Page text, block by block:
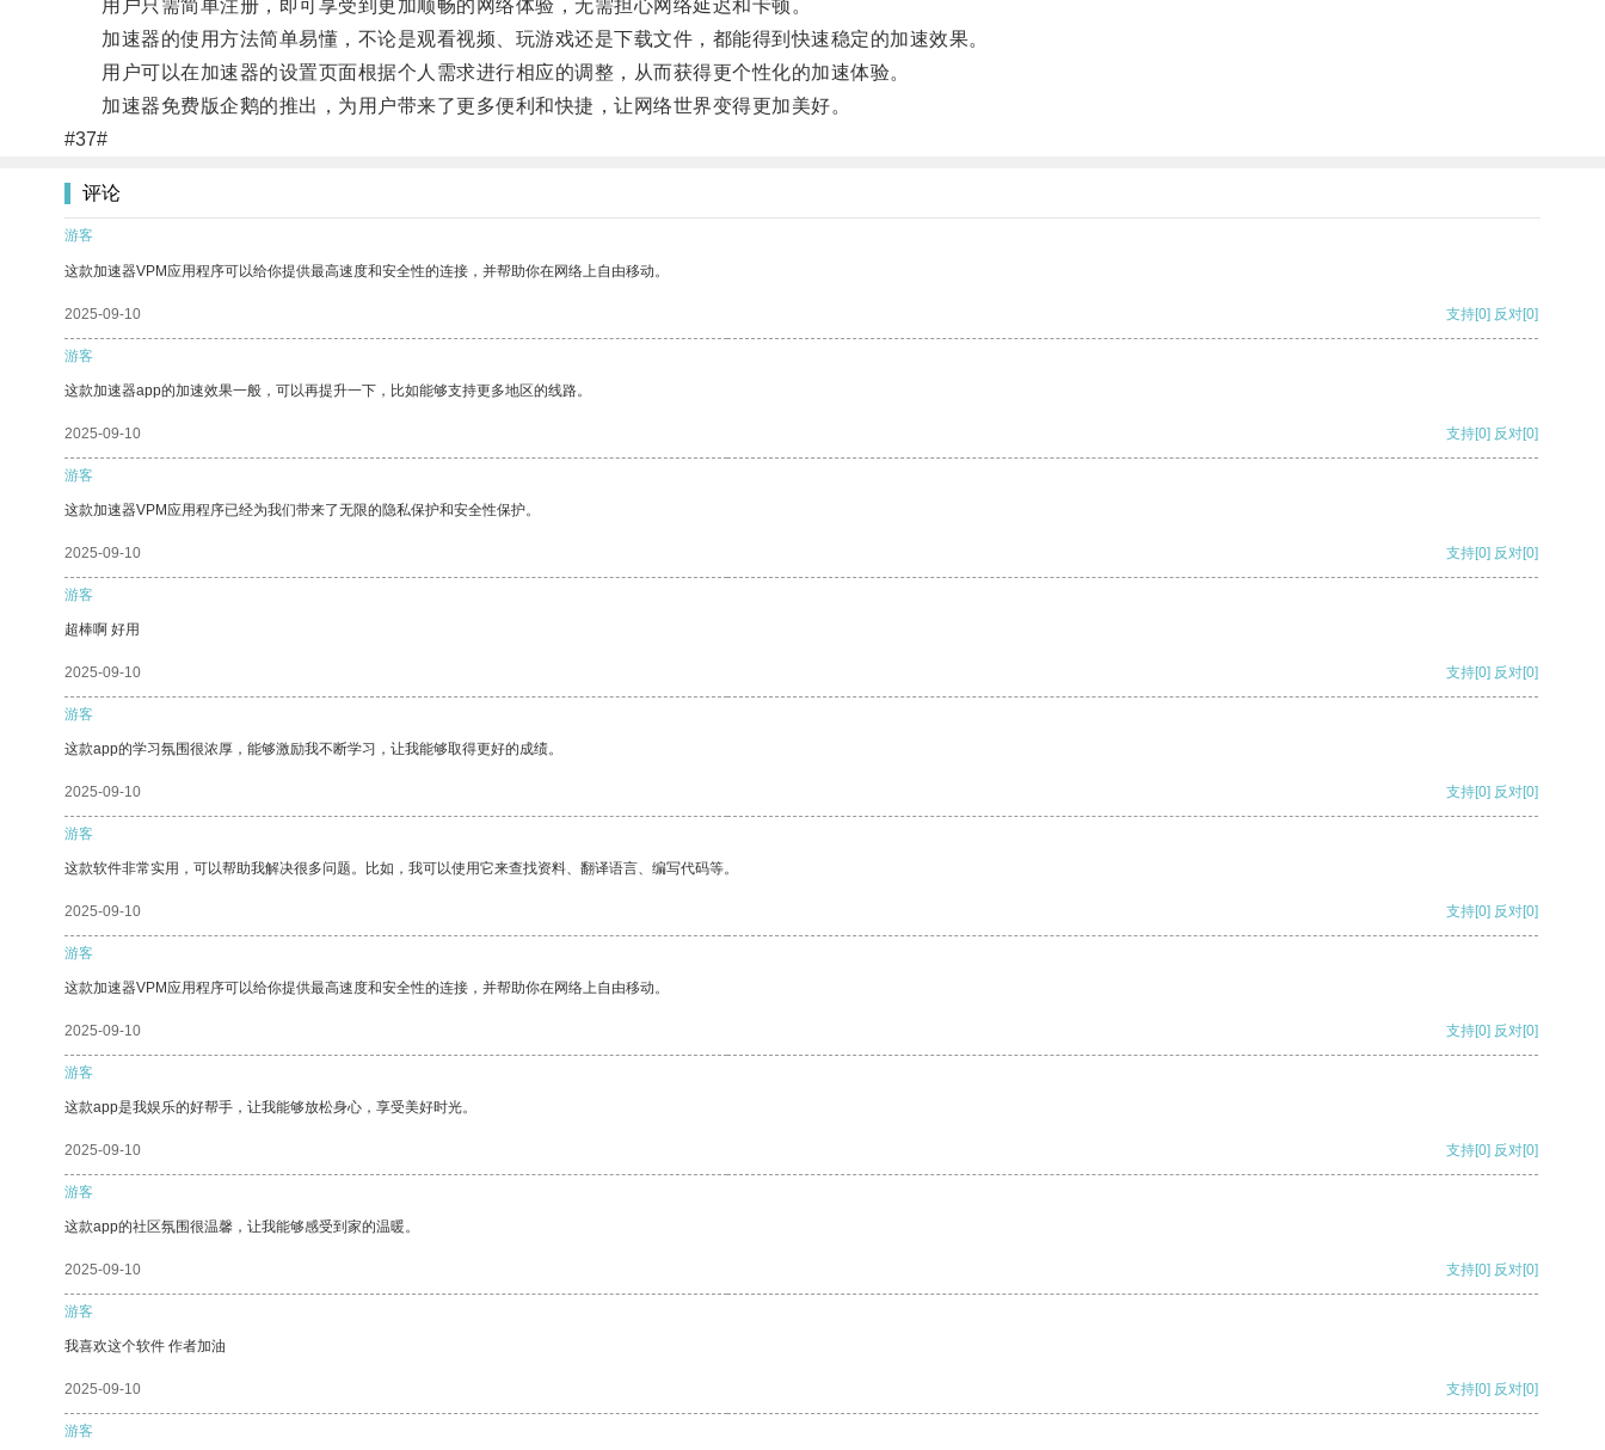
用户只需简单注册，即可享受到更加顺畅的网络体验，无需担心网络延迟和卡顿。
加速器的使用方法简单易懂，不论是观看视频、玩游戏还是下载文件，都能得到快速稳定的加速效果。
用户可以在加速器的设置页面根据个人需求进行相应的调整，从而获得更个性化的加速体验。
加速器免费版企鹅的推出，为用户带来了更多便利和快捷，让网络世界变得更加美好。
#37#
评论
游客
这款加速器VPM应用程序可以给你提供最高速度和安全性的连接，并帮助你在网络上自由移动。
2025-09-10 支持[0] 反对[0]
游客
这款加速器app的加速效果一般，可以再提升一下，比如能够支持更多地区的线路。
2025-09-10 支持[0] 反对[0]
游客
这款加速器VPM应用程序已经为我们带来了无限的隐私保护和安全性保护。
2025-09-10 支持[0] 反对[0]
游客
超棒啊 好用
2025-09-10 支持[0] 反对[0]
游客
这款app的学习氛围很浓厚，能够激励我不断学习，让我能够取得更好的成绩。
2025-09-10 支持[0] 反对[0]
游客
这款软件非常实用，可以帮助我解决很多问题。比如，我可以使用它来查找资料、翻译语言、编写代码等。
2025-09-10 支持[0] 反对[0]
游客
这款加速器VPM应用程序可以给你提供最高速度和安全性的连接，并帮助你在网络上自由移动。
2025-09-10 支持[0] 反对[0]
游客
这款app是我娱乐的好帮手，让我能够放松身心，享受美好时光。
2025-09-10 支持[0] 反对[0]
游客
这款app的社区氛围很温馨，让我能够感受到家的温暖。
2025-09-10 支持[0] 反对[0]
游客
我喜欢这个软件 作者加油
2025-09-10 支持[0] 反对[0]
游客